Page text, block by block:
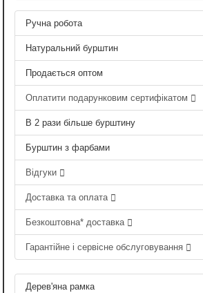
Ручна робота
Натуральний бурштин
Продається оптом
Оплатити подарунковим сертифікатом
В 2 рази більше бурштину
Бурштин з фарбами
Відгуки
Доставка та оплата
Безкоштовна* доставка
Гарантійне і сервісне обслуговування
Дерев'яна рамка